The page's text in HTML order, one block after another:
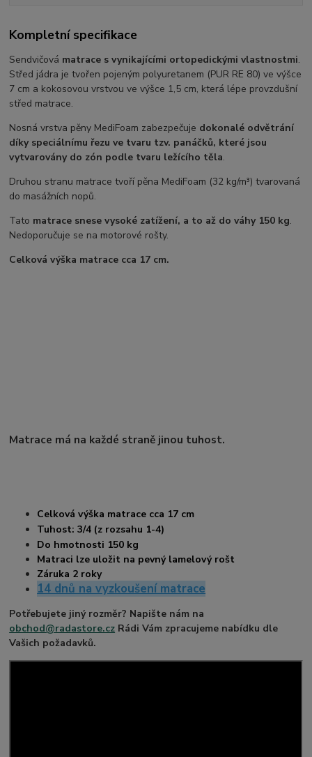
Kompletní specifikace
Sendvičová matrace s vynikajícími ortopedickými vlastnostmi.
Střed jádra je tvořen pojeným polyuretanem (PUR RE 80) ve výšce
7 cm a kokosovou vrstvou ve výšce 1,5 cm, která lépe provzdušní
střed matrace.
Nosná vrstva pěny MediFoam zabezpečuje dokonalé odvětrání
díky speciálnímu řezu ve tvaru tzv. panáčků, které jsou
vytvarovány do zón podle tvaru ležícího těla.
Druhou stranu matrace tvoří pěna MediFoam (32 kg/m³) tvarovaná
do masážních nopů.
Tato matrace snese vysoké zatížení, a to až do váhy 150 kg.
Nedoporučuje se na motorové rošty.
Celková výška matrace cca 17 cm.
Matrace má na každé straně jinou tuhost.
Celková výška matrace cca 17 cm
Tuhost: 3/4 (z rozsahu 1-4)
Do hmotnosti 150 kg
Matraci lze uložit na pevný lamelový rošt
Záruka 2 roky
14 dnů na vyzkoušení matrace
Potřebujete jiný rozměr? Napište nám na
obchod@radastore.cz Rádi Vám zpracujeme nabídku dle
Vašich požadavků.